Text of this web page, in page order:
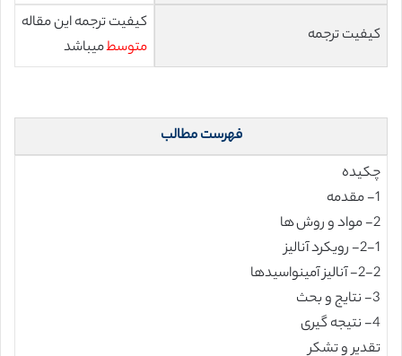
کیفیت ترجمه
کیفیت ترجمه این مقاله
متوسطمیباشد
فهرست مطالب
چکیده
1- مقدمه
2- مواد و روش ها
2-1- رویکرد آنالیز
2-2- آنالیز آمینواسیدها
3- نتایج و بحث
4- نتیجه گیری
تقدیر و تشکر